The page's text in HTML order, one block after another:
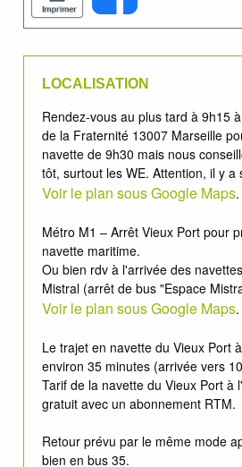
LOCALISATION
Rendez-vous au plus tard à 9h15
de la Fraternité 13007 Marseille
navette de 9h30 mais nous
tôt, surtout les WE. Attention, il y a
Voir le plan sous Google Maps.
Métro M1 – Arrêt Vieux Port pour
navette maritime.
Ou bien rdv à l'arrivée des
Mistral (arrêt de bus "Espace
Voir le plan sous Google Maps.
Le trajet en navette du Vieux Port
environ 35 minutes (arrivée vers
Tarif de la navette du Vieux Port à
gratuit avec un abonnement RTM.
Retour prévu par le même mode
bien en bus 35.